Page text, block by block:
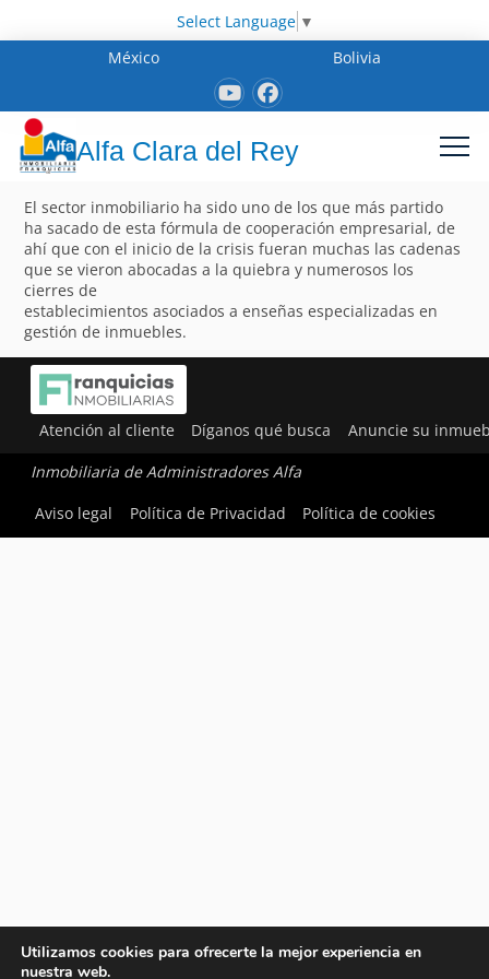
Select Language ▼
México
Bolivia
Alfa Clara del Rey
El sector inmobiliario ha sido uno de los que más partido
ha sacado de esta fórmula de cooperación empresarial, de
ahí que con el inicio de la crisis fueran muchas las cadenas
que se vieron abocadas a la quiebra y numerosos los
cierres de
establecimientos asociados a enseñas especializadas en
gestión de inmuebles.
Atención al cliente Díganos qué busca Anuncie su
Inmobiliaria de Administradores Alfa
Aviso legal
Política de Privacidad Política de cookies
Utilizamos cookies para ofrecerte la mejor experiencia en
nuestra web.